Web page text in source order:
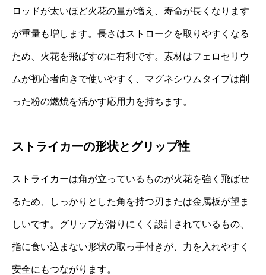
ロッドが太いほど火花の量が増え、寿命が長くなります
が重量も増します。長さはストロークを取りやすくなる
ため、火花を飛ばすのに有利です。素材はフェロセリウ
ムが初心者向きで使いやすく、マグネシウムタイプは削
った粉の燃焼を活かす応用力を持ちます。
ストライカーの形状とグリップ性
ストライカーは角が立っているものが火花を強く飛ばせ
るため、しっかりとした角を持つ刃または金属板が望ま
しいです。グリップが滑りにくく設計されているもの、
指に食い込まない形状の取っ手付きが、力を入れやすく
安全にもつながります。